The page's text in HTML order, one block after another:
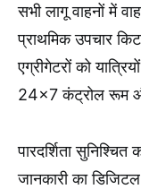
सभी लागू वाहनों में
प्राथमिक उपचार
एग्रीगेटरों को
24×7 कंट्रोल रूम
पारदर्शिता
जानकारी का